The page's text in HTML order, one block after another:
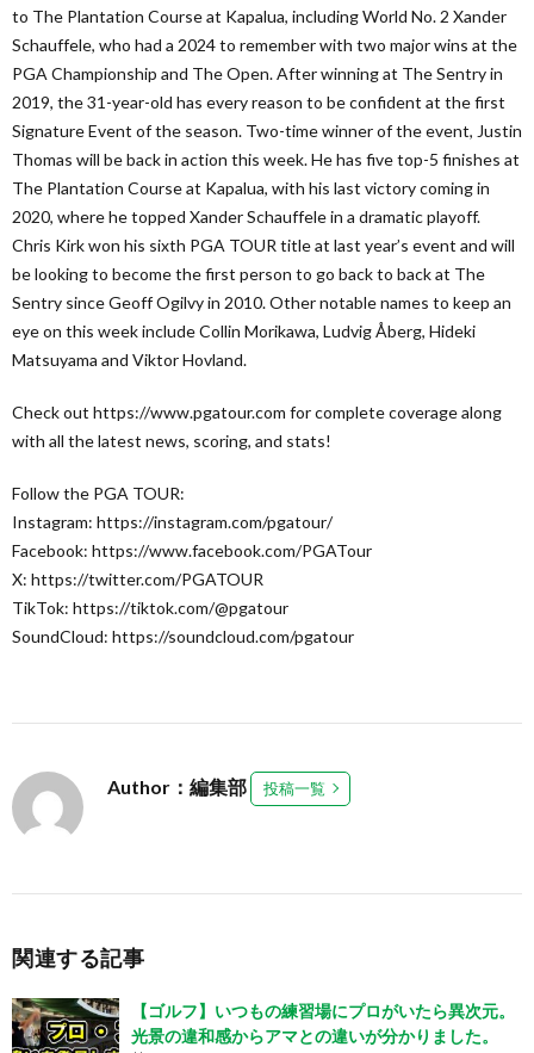
to The Plantation Course at Kapalua, including World No. 2 Xander
Schauffele, who had a 2024 to remember with two major wins at the
PGA Championship and The Open. After winning at The Sentry in
2019, the 31-year-old has every reason to be confident at the first
Signature Event of the season. Two-time winner of the event, Justin
Thomas will be back in action this week. He has five top-5 finishes at
The Plantation Course at Kapalua, with his last victory coming in
2020, where he topped Xander Schauffele in a dramatic playoff.
Chris Kirk won his sixth PGA TOUR title at last year’s event and will
be looking to become the first person to go back to back at The
Sentry since Geoff Ogilvy in 2010. Other notable names to keep an
eye on this week include Collin Morikawa, Ludvig Åberg, Hideki
Matsuyama and Viktor Hovland.
Check out https://www.pgatour.com for complete coverage along
with all the latest news, scoring, and stats!
Follow the PGA TOUR:
Instagram: https://instagram.com/pgatour/
Facebook: https://www.facebook.com/PGATour
X: https://twitter.com/PGATOUR
TikTok: https://tiktok.com/@pgatour
SoundCloud: https://soundcloud.com/pgatour
Author：編集部 投稿一覧
関連する記事
【ゴルフ】いつもの練習場にプロがいたら異次元。
光景の違和感からアマとの違いが分かりました。